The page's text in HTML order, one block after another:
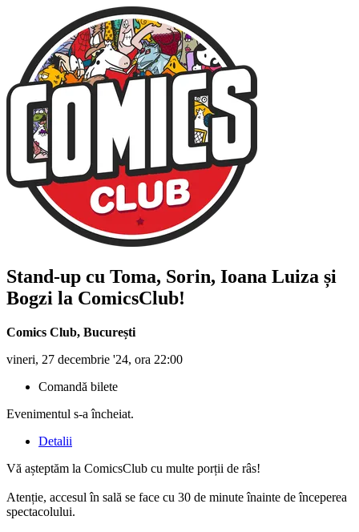
Stand-up cu Toma, Sorin, Ioana Luiza și
Bogzi la ComicsClub!
Comics Club, București
vineri, 27 decembrie '24, ora 22:00
Comandă bilete
Evenimentul s-a încheiat.
Detalii
Vă așteptăm la ComicsClub cu multe porții de râs!
Atenție, accesul în sală se face cu 30 de minute înainte de începerea
spectacolului.